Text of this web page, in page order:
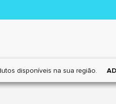
disponíveis na sua região.